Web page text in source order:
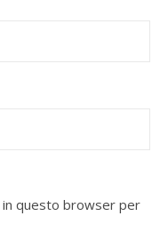
in questo browser per